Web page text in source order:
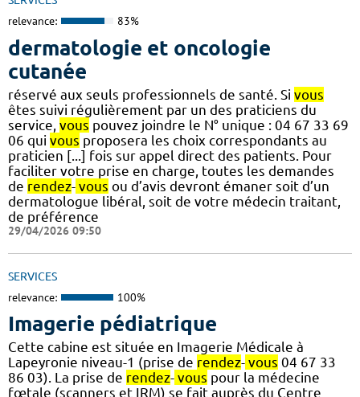
relevance: 83%
dermatologie et oncologie
cutanée
réservé aux seuls professionnels de santé. Si vous
êtes suivi régulièrement par un des praticiens du
service, vous pouvez joindre le N° unique : 04 67 33 69
06 qui vous proposera les choix correspondants au
praticien [...] fois sur appel direct des patients. Pour
faciliter votre prise en charge, toutes les demandes
de rendez- vous ou d’avis devront émaner soit d’un
dermatologue libéral, soit de votre médecin traitant,
de préférence
29/04/2026 09:50
SERVICES
relevance: 100%
Imagerie pédiatrique
Cette cabine est située en Imagerie Médicale à
Lapeyronie niveau-1 (prise de rendez- vous 04 67 33
86 03). La prise de rendez- vous pour la médecine
fœtale (scanners et IRM) se fait auprès du Centre